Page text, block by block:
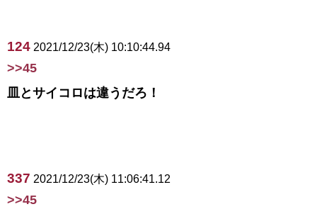
124 2021/12/23(木) 10:10:44.94
>>45
皿とサイコロは違うだろ！
337 2021/12/23(木) 11:06:41.12
>>45